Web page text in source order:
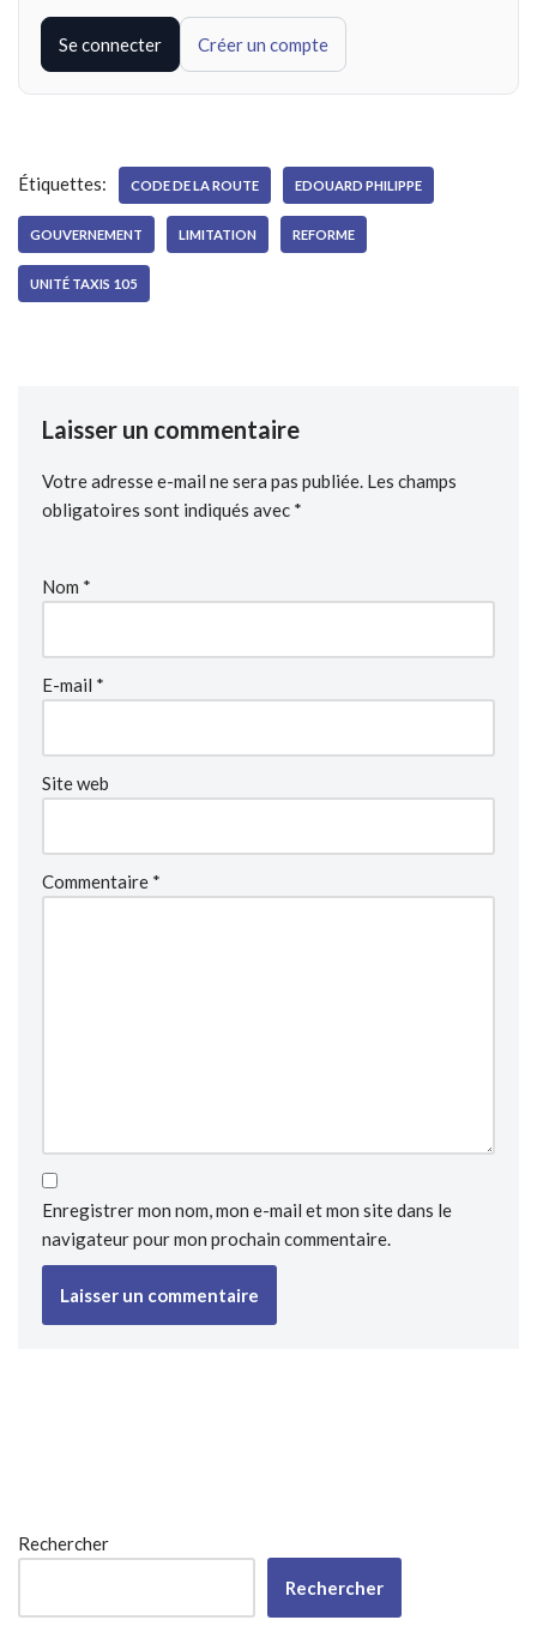
Se connecter Créer un compte
Étiquettes: CODE DE LA ROUTE EDOUARD PHILIPPE
GOUVERNEMENT LIMITATION REFORME
UNITÉ TAXIS 105
Laisser un commentaire
Votre adresse e-mail ne sera pas publiée. Les champs
obligatoires sont indiqués avec *
Nom *
E-mail *
Site web
Commentaire *
Enregistrer mon nom, mon e-mail et mon site dans le
navigateur pour mon prochain commentaire.
Rechercher
Rechercher